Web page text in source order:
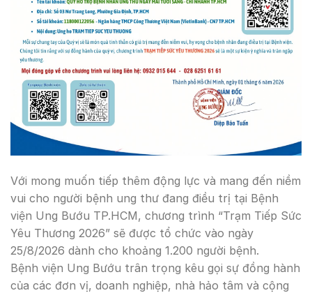
Với mong muốn tiếp thêm động lực và mang đến niềm
vui cho người bệnh ung thư đang điều trị tại Bệnh
viện Ung Bướu TP.HCM, chương trình “Trạm Tiếp Sức
Yêu Thương 2026” sẽ được tổ chức vào ngày
25/8/2026 dành cho khoảng 1.200 người bệnh.
Bệnh viện Ung Bướu trân trọng kêu gọi sự đồng hành
của các đơn vị, doanh nghiệp, nhà hảo tâm và cộng